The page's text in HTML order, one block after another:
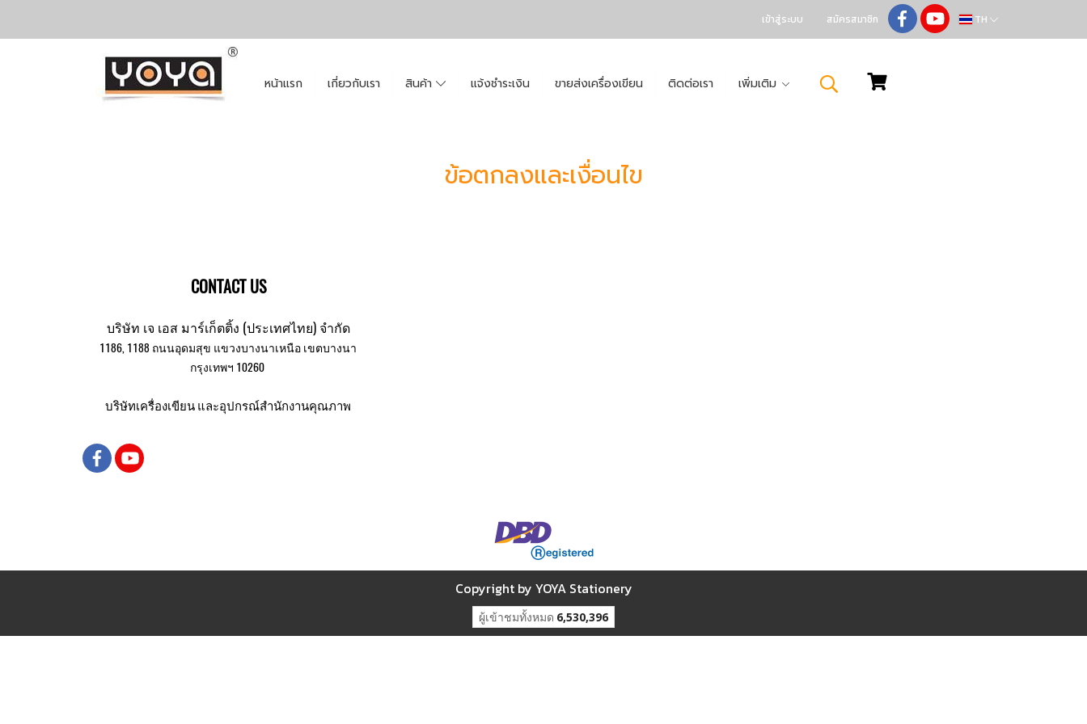
เข้าสู่ระบบ สมัครสมาชิก TH
หน้าแรก เกี่ยวกับเรา สินค้า แจ้งชำระเงิน ขายส่งเครื่องเขียน ติดต่อเรา เพิ่มเติม
ข้อตกลงและเงื่อนไข
CONTACT US
บริษัท เจ เอส มาร์เก็ตติ้ง (ประเทศไทย) จำกัด
1186, 1188 ถนนอุดมสุข แขวงบางนาเหนือ เขตบางนา
กรุงเทพฯ 10260
บริษัทเครื่องเขียน และอุปกรณ์สำนักงานคุณภาพ
Copyright by YOYA Stationery
ผู้เข้าชมทั้งหมด 6,530,396